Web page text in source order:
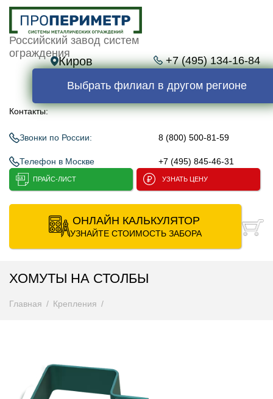
Российский завод систем
ограждения
Киров +7 (495) 134-16-84
Выбрать филиал в другом регионе
Контакты:
Звонки по России: 8 (800) 500-81-59
Телефон в Москве +7 (495) 845-46-31
ПРАЙС-ЛИСТ УЗНАТЬ ЦЕНУ
ОНЛАЙН КАЛЬКУЛЯТОР
УЗНАЙТЕ СТОИМОСТЬ ЗАБОРА
ХОМУТЫ НА СТОЛБЫ
Главная Крепления